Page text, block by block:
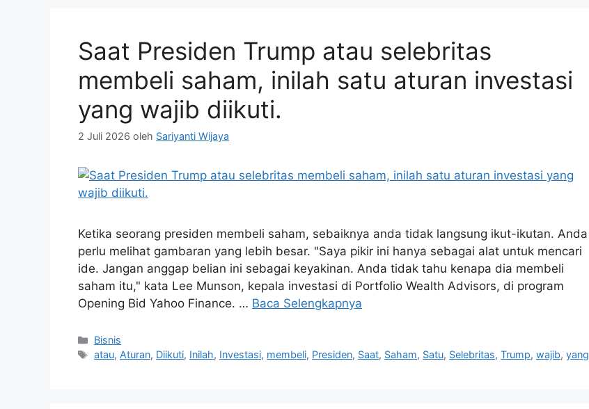
Saat Presiden Trump atau selebritas
membeli saham, inilah satu aturan investasi
yang wajib diikuti.
2 Juli 2026 oleh Sariyanti Wijaya
Ketika seorang presiden membeli saham, sebaiknya anda tidak langsung ikut-ikutan. Anda
perlu melihat gambaran yang lebih besar. "Saya pikir ini hanya sebagai alat untuk mencari
ide. Jangan anggap belian ini sebagai keyakinan. Anda tidak tahu kenapa dia membeli
saham itu," kata Lee Munson, kepala investasi di Portfolio Wealth Advisors, di program
Opening Bid Yahoo Finance. … Baca Selengkapnya
Kategori
Bisnis
Tag
atau, Aturan, Diikuti, Inilah, Investasi, membeli, Presiden, Saat, Saham, Satu, Selebritas,Trump,wajib,yang